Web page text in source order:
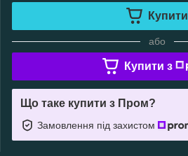
Купити
або
Купити з
Що таке купити з Пром?
Замовлення під захистом